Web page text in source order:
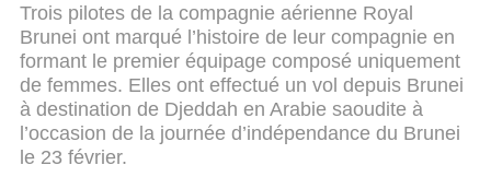
Trois pilotes de la compagnie aérienne Royal
Brunei ont marqué l’histoire de leur compagnie en
formant le premier équipage composé uniquement
de femmes. Elles ont effectué un vol depuis Brunei
à destination de Djeddah en Arabie saoudite à
l’occasion de la journée d’indépendance du Brunei
le 23 février.